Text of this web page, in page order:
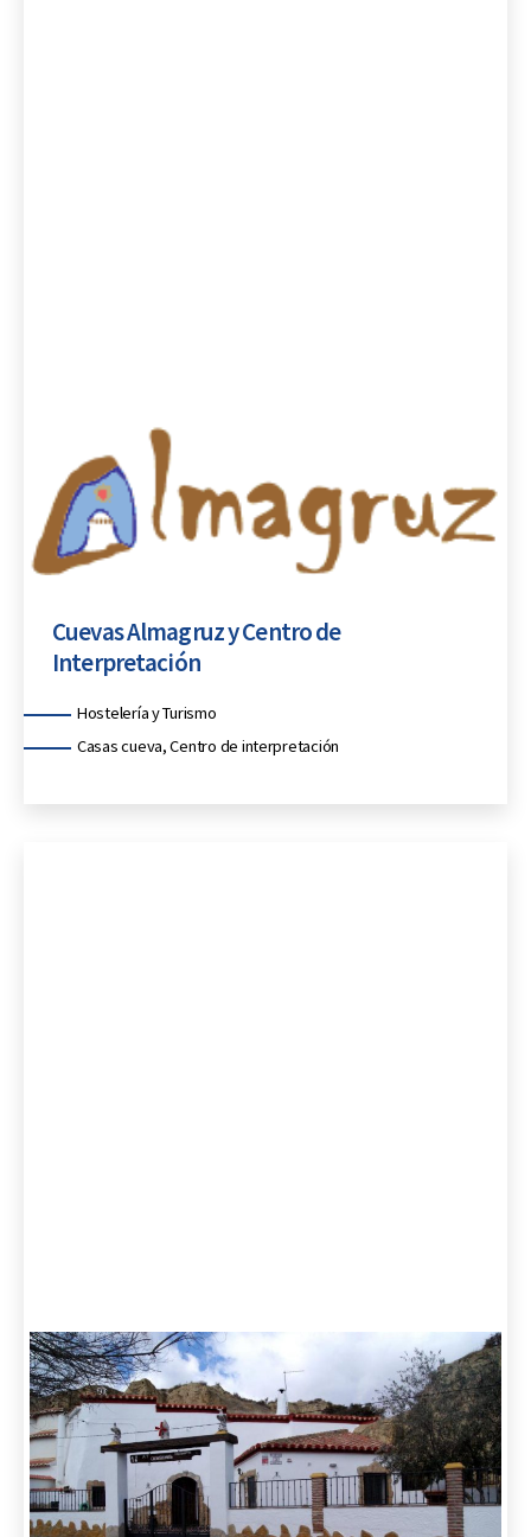
CategoríasHostelería y Turismo
Casas cueva, Centro de interpretación
Cuevas Almagruz y Centro de
Interpretación